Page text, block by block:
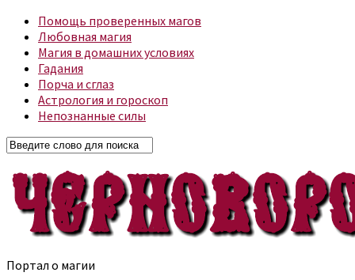
Помощь проверенных магов
Любовная магия
Магия в домашних условиях
Гадания
Порча и сглаз
Астрология и гороскоп
Непознанные силы
Портал о магии